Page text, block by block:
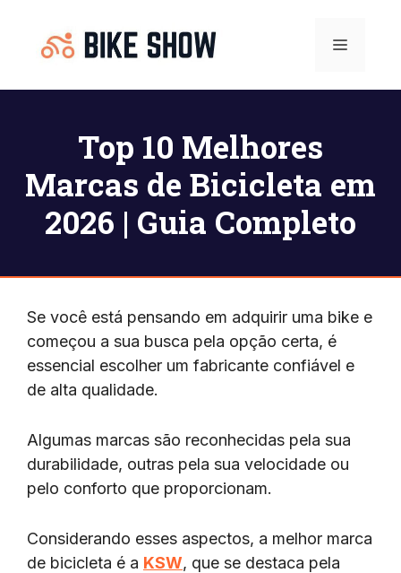
Menu
Top 10 Melhores
Marcas de Bicicleta em
2026 | Guia Completo
Se você está pensando em adquirir uma bike e
começou a sua busca pela opção certa, é
essencial escolher um fabricante confiável e
de alta qualidade.
Algumas marcas são reconhecidas pela sua
durabilidade, outras pela sua velocidade ou
pelo conforto que proporcionam.
Considerando esses aspectos, a melhor marca
de bicicleta é a KSW, que se destaca pela